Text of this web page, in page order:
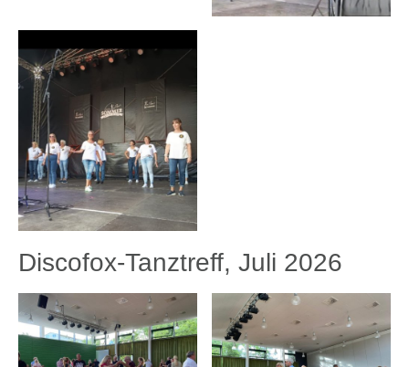
Discofox-Tanztreff, Juli 2026